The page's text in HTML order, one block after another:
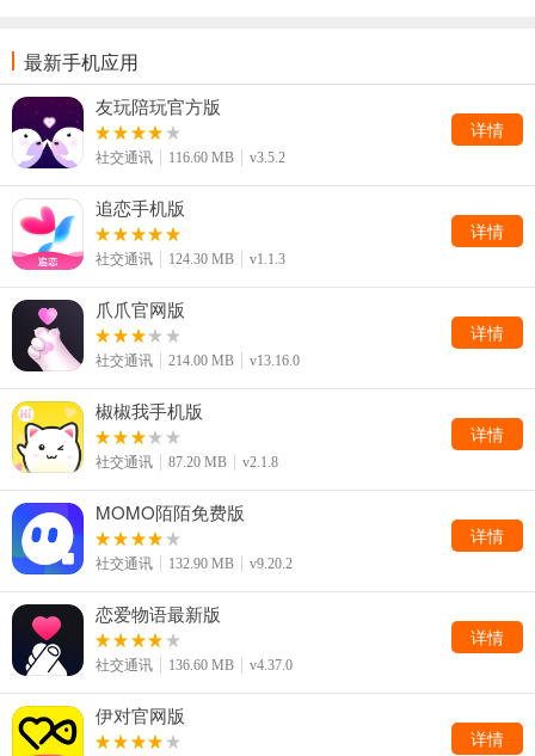
最新手机应用
友玩陪玩官方版
社交通讯 116.60 MB v3.5.2
详情
追恋手机版
社交通讯 124.30 MB v1.1.3
详情
爪爪官网版
社交通讯 214.00 MB v13.16.0
详情
椒椒我手机版
社交通讯 87.20 MB v2.1.8
详情
MOMO陌陌免费版
社交通讯 132.90 MB v9.20.2
详情
恋爱物语最新版
社交通讯 136.60 MB v4.37.0
详情
伊对官网版
详情